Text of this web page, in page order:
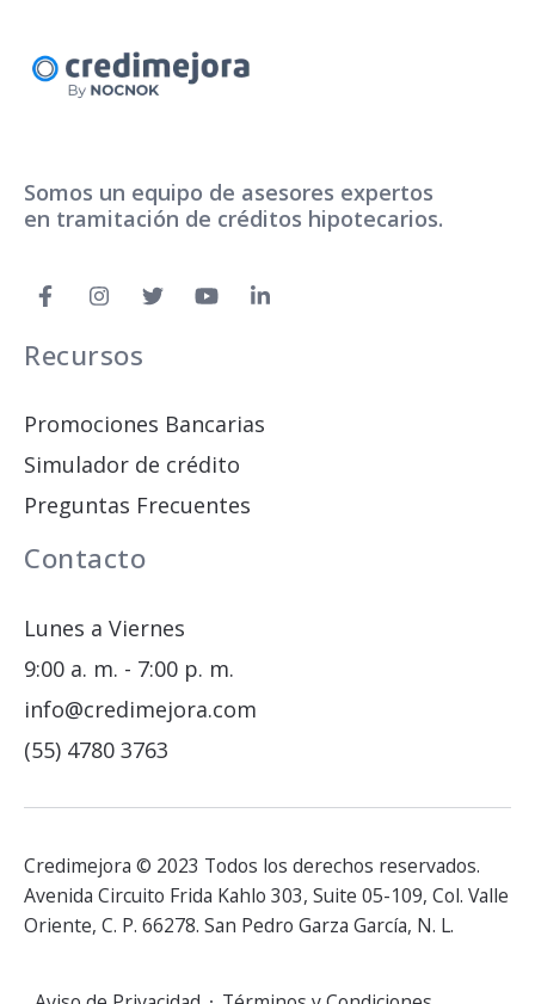
Somos un equipo de asesores expertos
en tramitación de créditos hipotecarios.
Recursos
Promociones Bancarias
Simulador de crédito
Preguntas Frecuentes
Contacto
Lunes a Viernes
9:00 a. m. - 7:00 p. m.
info@credimejora.com
(55) 4780 3763
Credimejora © 2023 Todos los derechos reservados.
Avenida Circuito Frida Kahlo 303, Suite 05-109, Col. Valle
Oriente, C. P. 66278. San Pedro Garza García, N. L.